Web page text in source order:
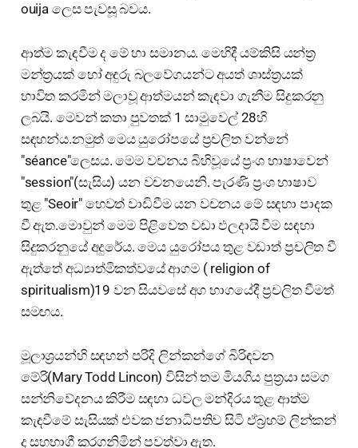
ouija ලෙස පැවසූ බවය.
ආත්ම කැඳවීම ද මේ හා සමානය. මෙහිදී යම්කිසි යන්ත්‍ර
මන්ත්‍රයක් හෝ අඳුරු බලවේගයන්ට අයත් ශාස්ත්‍රයක්
භාවිත කරමින් මලාවූ ආත්මයන් කැඳවා ගැනීම සිදුකරනු
ලබයි. මෙවන් කතා පුවතක් 1 සාමුවෙල් 28හි
සඳහන්ය.නමුත් මෙය යුරෝපයේ ප්‍රචලිත වන්නේ
"séance"ලෙසය. මෙම වචනය බිහිවූයේ ප්‍රංශ භාෂාවෙන්
"session"(සැසිය) යන වචනයෙනි. පැරණි ප්‍රංශ භාෂාව
තුළ "Seoir" හෙවත් වාඩිවීම යන වචනය මේ සඳහා පාදක
වී ඇත.මොවුන් මෙම පිළිවෙත වඩා ඵලදායි වීම සඳහා
සිදුකරනුයේ අදුරේය. මෙය යුරෝපය තුළ වඩාත් ප්‍රචලිත වී
ඇත්තේ අධ්‍යාත්මිකත්වයේ ආගම ( religion of
spiritualism)19 වන සියවසේ අග භාගයේදී ප්‍රචලිත වීමත්
සමඟය.
මූලාශ්‍රයන්හි සඳහන් පරිදි ලින්කන්ගේ බිරිඳවන
මේරි(Mary Todd Lincon) විසින් තම මියගිය පුත්‍රයා සමග
සන්නිවේදනය කිරීම සඳහා ධවල මන්දිරය තුළ ආත්ම
කැඳවීමේ සැසියක් එවක ජනාධිපතිව සිටි ඒබ්‍රහම් ලින්කන්
ද සහභාගී කරගනිමින් පවත්වා ඇත.